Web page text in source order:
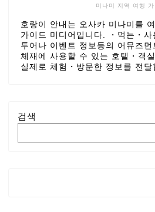
미나미 지역 여행 가
호랑이 안내는 오사카 미나미를
가이드 미디어입니다. ・먹는・사
투어나 이벤트 정보등의 어뮤즈
체재에 사용할 수 있는 호텔・객
실제로 체험・방문한 정보를 전달
검색